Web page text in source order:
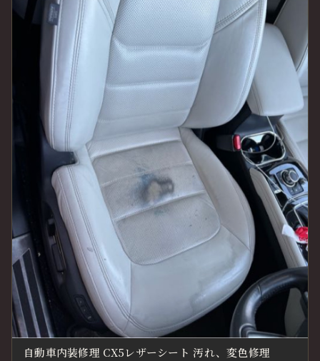
自動車内装修理 CX5レザーシート 汚れ、変色修理